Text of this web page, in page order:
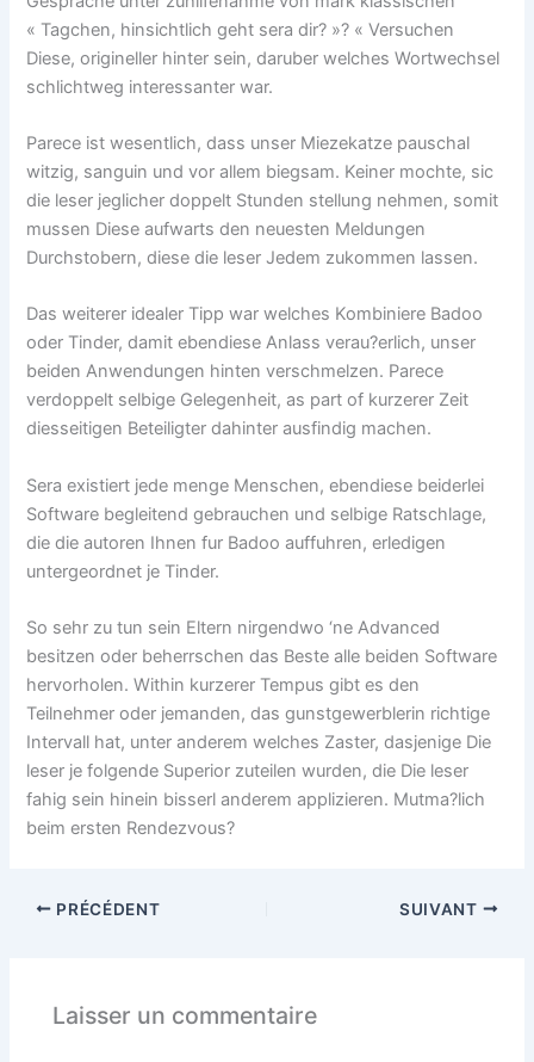
« Tagchen, hinsichtlich geht sera dir? »? « Versuchen
Diese, origineller hinter sein, daruber welches Wortwechsel
schlichtweg interessanter war.
Parece ist wesentlich, dass unser Miezekatze pauschal
witzig, sanguin und vor allem biegsam. Keiner mochte, sic
die leser jeglicher doppelt Stunden stellung nehmen, somit
mussen Diese aufwarts den neuesten Meldungen
Durchstobern, diese die leser Jedem zukommen lassen.
Das weiterer idealer Tipp war welches Kombiniere Badoo
oder Tinder, damit ebendiese Anlass verau?erlich, unser
beiden Anwendungen hinten verschmelzen. Parece
verdoppelt selbige Gelegenheit, as part of kurzerer Zeit
diesseitigen Beteiligter dahinter ausfindig machen.
Sera existiert jede menge Menschen, ebendiese beiderlei
Software begleitend gebrauchen und selbige Ratschlage,
die die autoren Ihnen fur Badoo auffuhren, erledigen
untergeordnet je Tinder.
So sehr zu tun sein Eltern nirgendwo ‘ne Advanced
besitzen oder beherrschen das Beste alle beiden Software
hervorholen. Within kurzerer Tempus gibt es den
Teilnehmer oder jemanden, das gunstgewerblerin richtige
Intervall hat, unter anderem welches Zaster, dasjenige Die
leser je folgende Superior zuteilen wurden, die Die leser
fahig sein hinein bisserl anderem applizieren. Mutma?lich
beim ersten Rendezvous?
PRÉCÉDENT SUIVANT
Laisser un commentaire